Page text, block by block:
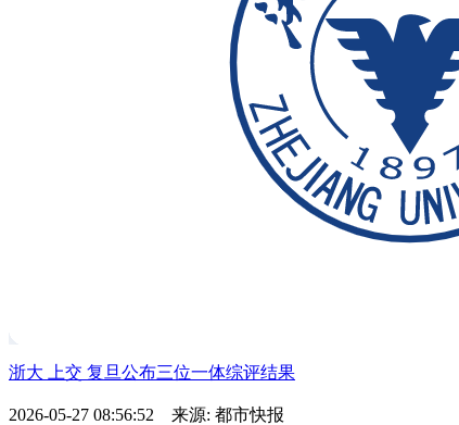
浙大 上交 复旦公布三位一体综评结果
2026-05-27 08:56:52 来源: 都市快报